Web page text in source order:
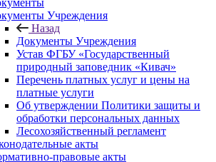
Учреждения
Назад
Документы Учреждения
Устав ФГБУ «Государственный
природный заповедник «Кивач»
Перечень платных услуг и цены на
платные услуги
Об утверждении Политики защиты и
обработки персональных данных
Лесохозяйственный регламент
акты
правовые акты